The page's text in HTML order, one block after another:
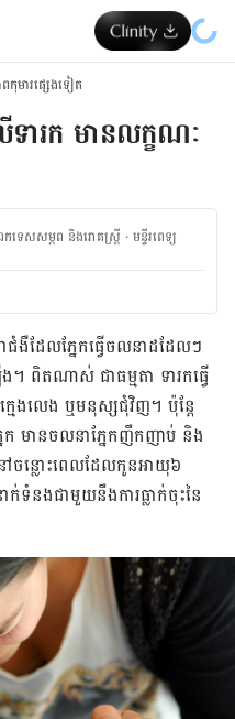
កុមារផ្សេងទៀត
ទារក មាន​លក្ខណៈ​
ទេសសម្ភព និងរោគស្ត្រី ·ម​ន្ទីរពេទ្យ
ជំងឺ​ដែល​ភ្នែក​ធ្វើ​ចលនា​ដដែល​ៗ
។ ពិត​ណាស់​ ជា​ធម្មតា​ ទារក​ធ្វើ​
មេង​លេង ឬ​មនុស្ស​ជុំវិញ។ ប៉ុន្តែ
ក​ ​មាន​ចលនា​ភ្នែក​ញឹកញាប់​ និង​
ចន្លោះ​ពេល​ដែល​កូន​អាយុ​៦​
ទំនង​ជាមួយ​នឹង​​ការ​ធ្លាក់​ចុះ​នៃ​